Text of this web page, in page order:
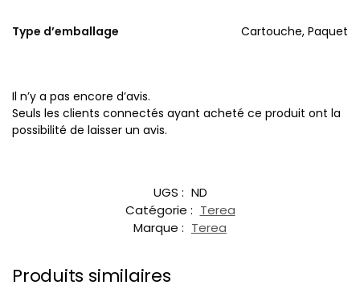
Type d’emballage Cartouche, Paquet
Il n’y a pas encore d’avis.
Seuls les clients connectés ayant acheté ce produit ont la
possibilité de laisser un avis.
UGS : ND
Catégorie : Terea
Marque : Terea
Produits similaires